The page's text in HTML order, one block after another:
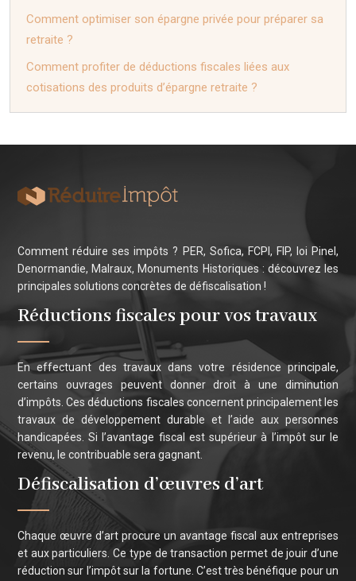
Comment optimiser son épargne privée pour préparer sa
retraite ?
Comment profiter de déductions fiscales liées aux
cotisations des produits d’épargne retraite ?
Comment réduire ses impôts ? PER, Sofica, FCPI, FIP, loi Pinel,
Denormandie, Malraux, Monuments Historiques : découvrez les
principales solutions concrètes de défiscalisation !
Réductions fiscales pour vos travaux
En effectuant des travaux dans votre résidence principale,
certains ouvrages peuvent donner droit à une diminution
d’impôts. Ces déductions fiscales concernent principalement les
travaux de développement durable et l’aide aux personnes
handicapées. Si l’avantage fiscal est supérieur à l’impôt sur le
revenu, le contribuable sera gagnant.
Défiscalisation d’œuvres d’art
Chaque œuvre d’art procure un avantage fiscal aux entreprises
et aux particuliers. Ce type de transaction permet de jouir d’une
réduction sur l’impôt sur la fortune. C’est très bénéfique pour un